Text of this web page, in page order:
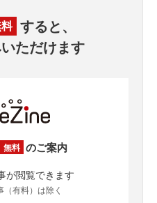
すると、
ただけます
無料 のご案内
が閲覧できます
有料）は除く